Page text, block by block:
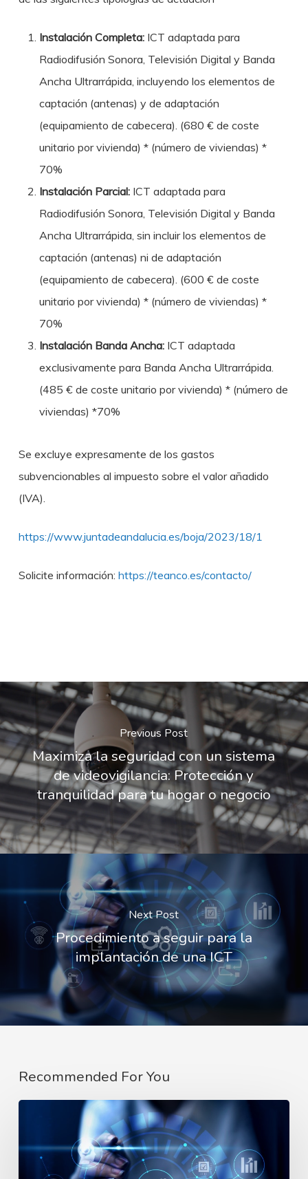
Instalación Completa: ICT adaptada para
Radiodifusión Sonora, Televisión Digital y Banda
Ancha Ultrarrápida, incluyendo los elementos de
captación (antenas) y de adaptación
(equipamiento de cabecera). (680 € de coste
unitario por vivienda) * (número de viviendas) *
70%
Instalación Parcial: ICT adaptada para
Radiodifusión Sonora, Televisión Digital y Banda
Ancha Ultrarrápida, sin incluir los elementos de
captación (antenas) ni de adaptación
(equipamiento de cabecera). (600 € de coste
unitario por vivienda) * (número de viviendas) *
70%
Instalación Banda Ancha: ICT adaptada
exclusivamente para Banda Ancha Ultrarrápida.
(485 € de coste unitario por vivienda) * (número de
viviendas) *70%
Se excluye expresamente de los gastos
subvencionables al impuesto sobre el valor añadido
(IVA).
https://www.juntadeandalucia.es/boja/2023/18/1
Solicite información: https://teanco.es/contacto/
Previous Post
Maximiza la seguridad con un sistema
de videovigilancia: Protección y
tranquilidad para tu hogar o negocio
Next Post
Procedimiento a seguir para la
implantación de una ICT
Recommended For You
Procedimiento
seguir